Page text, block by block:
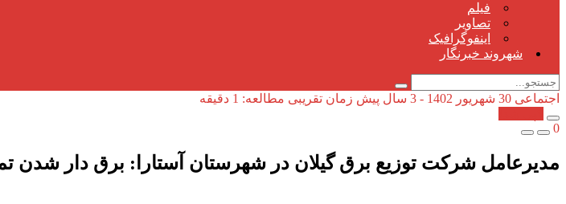
فیلم
تصاویر
اینفوگرافیک
شهروند خبرنگار
اجتماعی 30 شهریور 1402 - 3 سال پیش
زمان تقریبی مطالعه: 1 دقیقه
0
مدیرعامل شرکت توزیع برق گیلان در شهرستان آستارا: برق دار شدن